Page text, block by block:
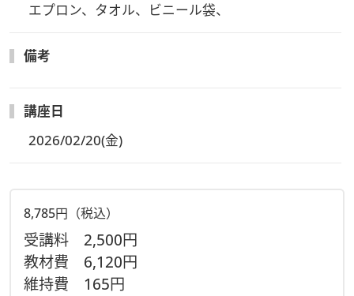
エプロン、タオル、ビニール袋、
備考
講座日
2026/02/20(金)
8,785円（税込）
受講料 2,500円
教材費 6,120円
維持費 165円